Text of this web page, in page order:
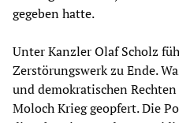
gegeben hatte.
Unter Kanzler Olaf Scholz
Zerstörungswerk zu Ende.
und demokratischen
Moloch Krieg geopfert. Die